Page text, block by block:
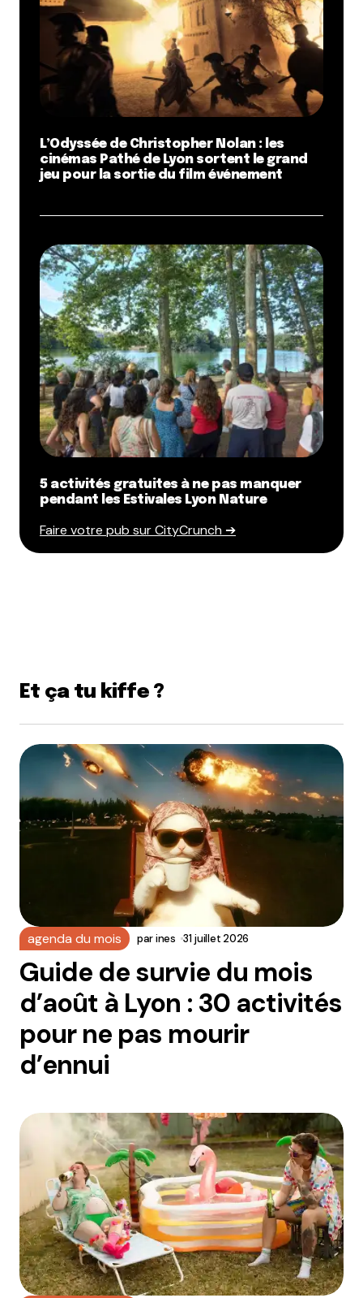
L’Odyssée de Christopher Nolan : les
cinémas Pathé de Lyon sortent le grand
jeu pour la sortie du film événement
5 activités gratuites à ne pas manquer
pendant les Estivales Lyon Nature
Faire votre pub sur CityCrunch ➔
Et ça tu kiffe ?
agenda du mois parines 31 juillet 2026
Guide de survie du mois
d’août à Lyon : 30 activités
pour ne pas mourir
d’ennui